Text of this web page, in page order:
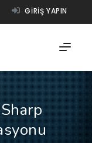
GIRIŞ YAPIN